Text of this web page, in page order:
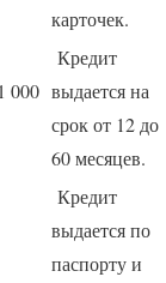
карточек.
000
Кредит
выдается на
срок от 12 до
60 месяцев.
Кредит
выдается по
паспорту и